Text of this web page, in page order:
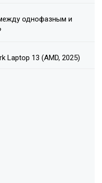
однофазным и
Laptop 13 (AMD, 2025)